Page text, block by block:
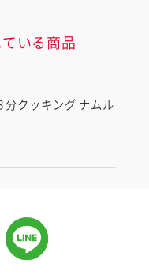
いる商品
分クッキング ナムル